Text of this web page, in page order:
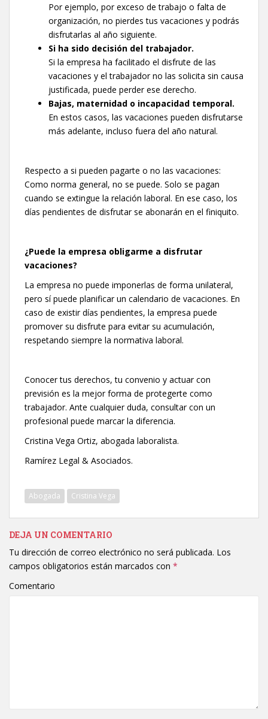
Por ejemplo, por exceso de trabajo o falta de
organización, no pierdes tus vacaciones y podrás
disfrutarlas al año siguiente.
Si ha sido decisión del trabajador.
Si la empresa ha facilitado el disfrute de las
vacaciones y el trabajador no las solicita sin causa
justificada, puede perder ese derecho.
Bajas, maternidad o incapacidad temporal.
En estos casos, las vacaciones pueden disfrutarse
más adelante, incluso fuera del año natural.
Respecto a si pueden pagarte o no las vacaciones:
Como norma general, no se puede. Solo se pagan
cuando se extingue la relación laboral. En ese caso, los
días pendientes de disfrutar se abonarán en el finiquito.
¿Puede la empresa obligarme a disfrutar
vacaciones?
La empresa no puede imponerlas de forma unilateral,
pero sí puede planificar un calendario de vacaciones. En
caso de existir días pendientes, la empresa puede
promover su disfrute para evitar su acumulación,
respetando siempre la normativa laboral.
Conocer tus derechos, tu convenio y actuar con
previsión es la mejor forma de protegerte como
trabajador. Ante cualquier duda, consultar con un
profesional puede marcar la diferencia.
Cristina Vega Ortiz, abogada laboralista.
Ramírez Legal & Asociados.
Abogada Cristina Vega
DEJA UN COMENTARIO
Tu dirección de correo electrónico no será publicada. Los
campos obligatorios están marcados con *
Comentario